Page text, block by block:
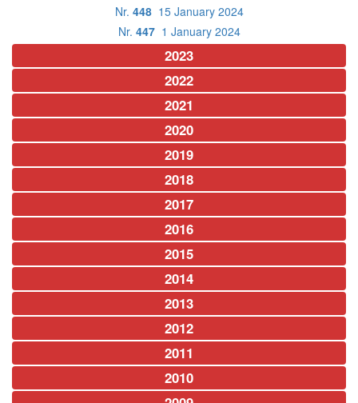
Nr. 44815 January 2024
Nr. 4471 January 2024
2023
2022
2021
2020
2019
2018
2017
2016
2015
2014
2013
2012
2011
2010